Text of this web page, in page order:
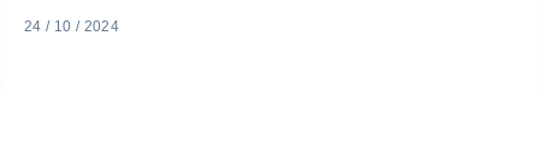
24 / 10 / 2024